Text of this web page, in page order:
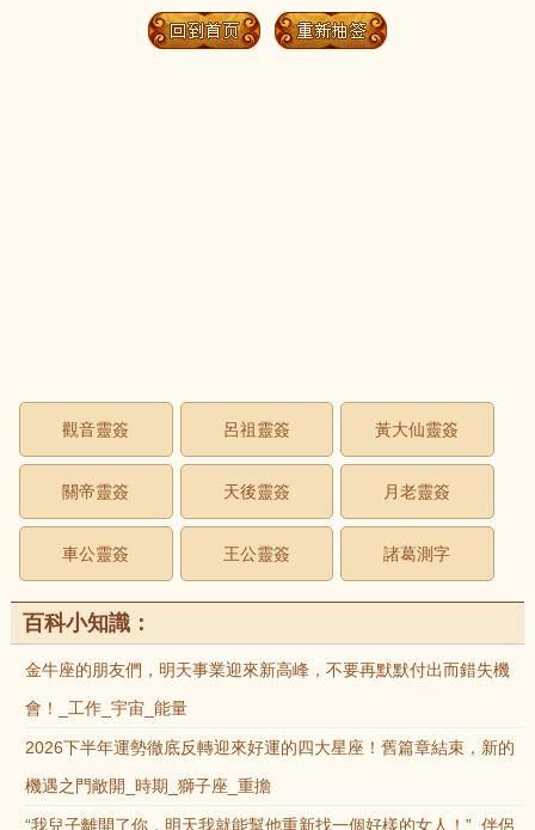
觀音靈簽 呂祖靈簽 黃大仙靈簽
關帝靈簽 天後靈簽 月老靈簽
車公靈簽 王公靈簽 諸葛測字
百科小知識：
金牛座的朋友們，明天事業迎來新高峰，不要再默默付出而錯失機
會！_工作_宇宙_能量
2026下半年運勢徹底反轉迎來好運的四大星座！舊篇章結束，新的
機遇之門敞開_時期_獅子座_重擔
“我兒子離開了你，明天我就能幫他重新找一個好樣的女人！”_伴侶_